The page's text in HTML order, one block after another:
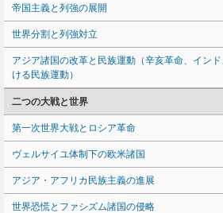
帝国主義と列強の展開
世界分割と列強対立
アジア諸国の改革と民族運動（辛亥革命、イン
ける民族運動）
二つの大戦と世界
第一次世界大戦とロシア革命
ヴェルサイユ体制下の欧米諸国
アジア・アフリカ民族主義の進展
世界恐慌とファシズム諸国の侵略